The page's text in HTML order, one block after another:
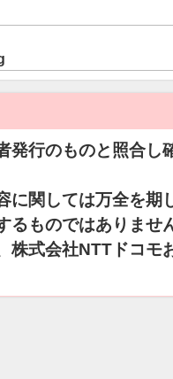
発行のものと照合し
に関しては万全を期
るものではありませ
株式会社NTTドコモ